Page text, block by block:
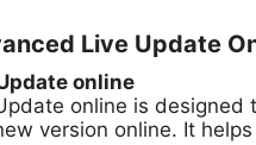
Live Update
online
online is
version online. It